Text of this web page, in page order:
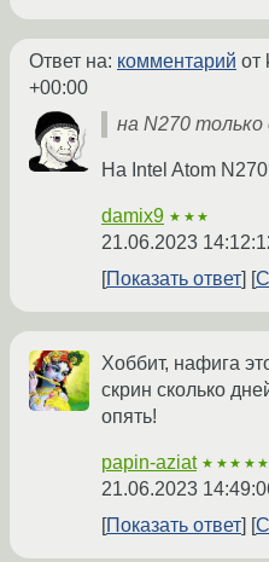
Ответ на: комментарий от
+00:00
на N270
На Intel Atom
damix9 ★★★
21.06.2023
Показать ответ
Хоббит, нафига
скрин сколько
опять!
papin-aziat ★★★★★
21.06.2023
Показать ответ